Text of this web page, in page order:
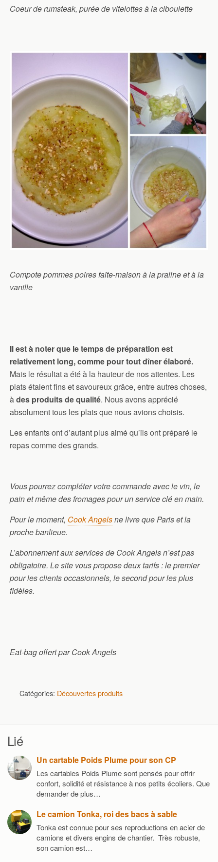
Coeur de rumsteak, purée de vitelottes à la ciboulette
Compote pommes poires faite-maison à la praline et à la
vanille
Il est à noter que le temps de préparation est
relativement long, comme pour tout dîner élaboré.
Mais le résultat a été à la hauteur de nos attentes. Les
plats étaient fins et savoureux grâce, entre autres choses,
àdes produits de qualité. Nous avons apprécié
absolument tous les plats que nous avions choisis.
Les enfants ont d’autant plus aimé qu’ils ont préparé le
repas comme des grands.
Vous pourrez compléter votre commande avec le vin, le
pain et même des fromages pour un service clé en main.
Pour le moment, Cook Angelsne livre que Paris et la
proche banlieue.
L’abonnement aux services de Cook Angels n’est pas
obligatoire. Le site vous propose deux tarifs : le premier
pour les clients occasionnels, le second pour les plus
fidèles.
Eat-bag offert par Cook Angels
Catégories: Découvertes produits
Lié
Un cartable Poids Plume pour son CP
Les cartables Poids Plume sont pensés pour offrir
confort, solidité et résistance à nos petits écoliers. Que
demander de plus…
Le camion Tonka, roi des bacs à sable
Tonka est connue pour ses reproductions en acier de
camions et divers engins de chantier. Très robuste,
son camion est…